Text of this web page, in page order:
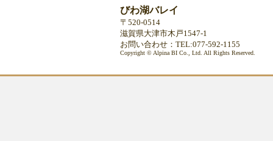
びわ湖バレイ
〒520-0514
滋賀県大津市木戸1547-1
お問い合わせ：TEL:077-592-1155
Copyright © Alpina BI Co., Ltd. All Rights Reserved.